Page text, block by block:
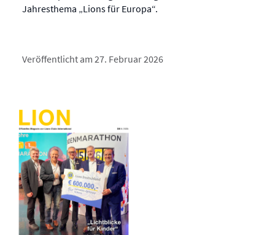
Jahresthema „Lions für Europa“.
Veröffentlicht am 27. Februar 2026